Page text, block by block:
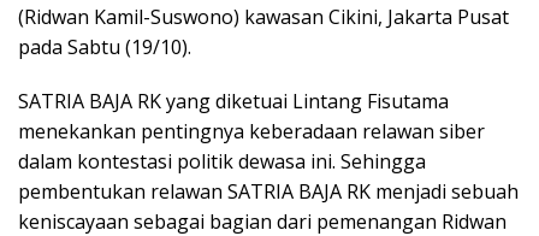
(Ridwan Kamil-Suswono) kawasan Cikini, Jakarta Pusat
pada Sabtu (19/10).
SATRIA BAJA RK yang diketuai Lintang Fisutama
menekankan pentingnya keberadaan relawan siber
dalam kontestasi politik dewasa ini. Sehingga
pembentukan relawan SATRIA BAJA RK menjadi sebuah
keniscayaan sebagai bagian dari pemenangan Ridwan